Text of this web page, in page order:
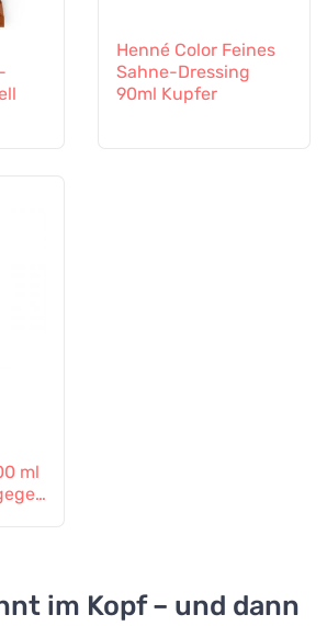
Henné Color Feines
Sahne-Dressing
90ml Kupfer
ml
im Kopf – und dann